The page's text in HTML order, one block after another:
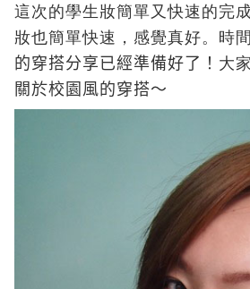
這次的學生妝簡單又快速的完
妝也簡單快速，感覺真好。時
的穿搭分享已經準備好了！ 大
關於校園風的穿搭～